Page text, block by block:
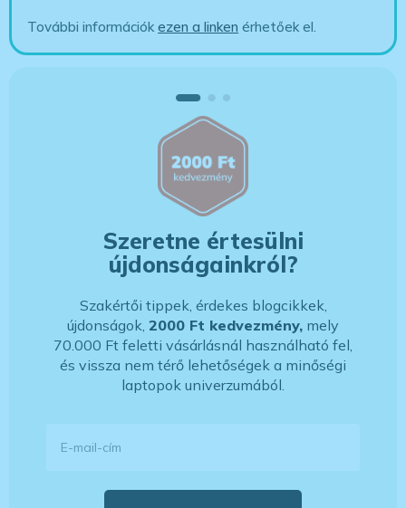
További információkezen a linken érhetőek el.
Szeretne értesülni
újdonságainkról?
Szakértői tippek, érdekes blogcikkek,
újdonságok, 2000 Ft kedvezmény, mely
70.000 Ft feletti vásárlásnál használható fel,
és vissza nem térő lehetőségek a minőségi
laptopok univerzumából.